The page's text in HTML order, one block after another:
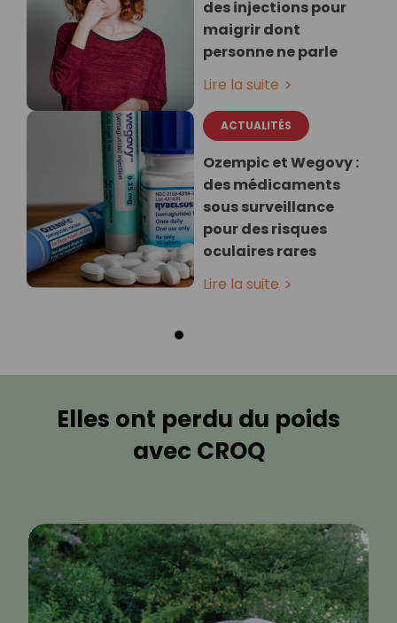
des injections pour
maigrir dont
personne ne parle
Lire la suite
ACTUALITÉS
Ozempic et Wegovy :
des médicaments
sous surveillance
pour des risques
oculaires rares
Lire la suite
Elles ont perdu du poids
avec CROQ